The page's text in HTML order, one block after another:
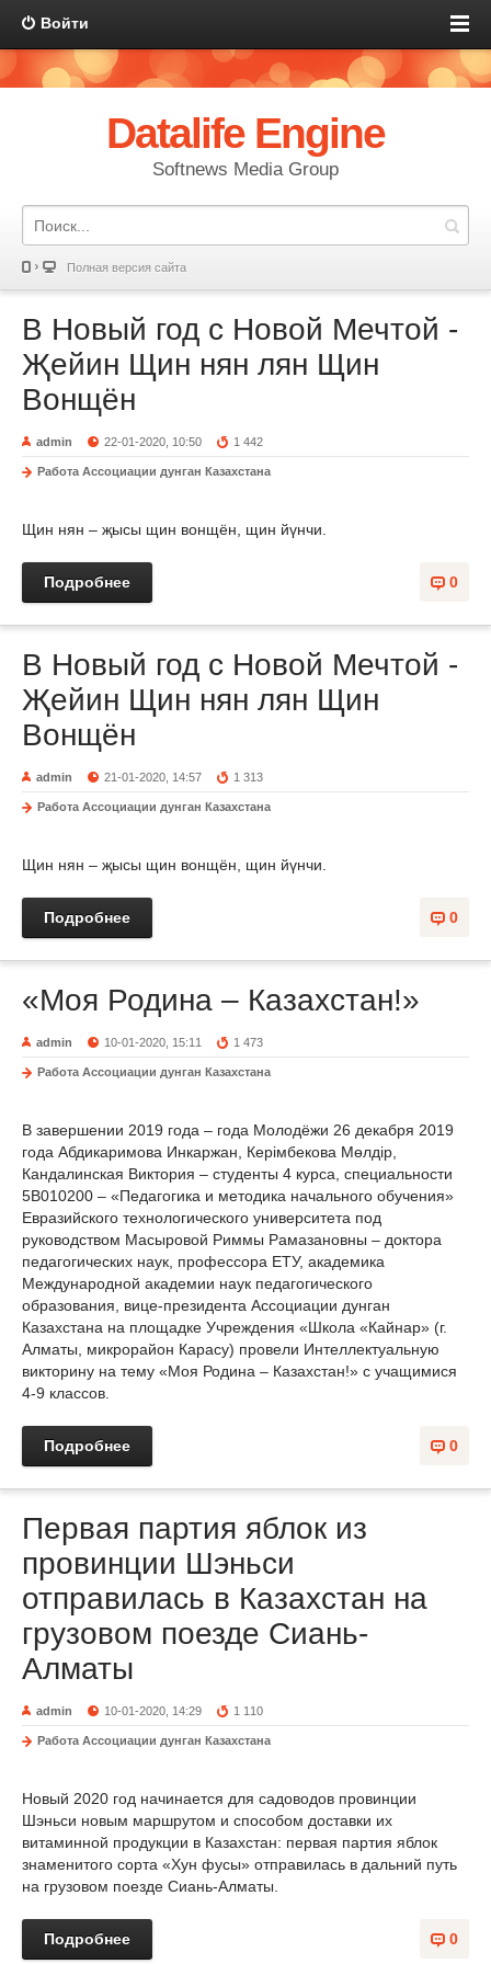
Войти
Datalife Engine
Softnews Media Group
Полная версия сайта
В Новый год с Новой Мечтой -
Җейин Щин нян лян Щин
Вонщён
admin 22-01-2020, 10:50 1 442
Работа Ассоциации дунган Казахстана
Щин нян – җысы щин вонщён, щин йүнчи.
0
Подробнее
В Новый год с Новой Мечтой -
Җейин Щин нян лян Щин
Вонщён
admin 21-01-2020, 14:57 1 313
Работа Ассоциации дунган Казахстана
Щин нян – җысы щин вонщён, щин йүнчи.
0
Подробнее
«Моя Родина – Казахстан!»
admin 10-01-2020, 15:11 1 473
Работа Ассоциации дунган Казахстана
В завершении 2019 года – года Молодёжи 26 декабря 2019
года Абдикаримова Инкаржан, Керімбекова Мөлдір,
Кандалинская Виктория – студенты 4 курса, специальности
5В010200 – «Педагогика и методика начального обучения»
Евразийского технологического университета под
руководством Масыровой Риммы Рамазановны – доктора
педагогических наук, профессора ЕТУ, академика
Международной академии наук педагогического
образования, вице-президента Ассоциации дунган
Казахстана на площадке Учреждения «Школа «Кайнар» (г.
Алматы, микрорайон Карасу) провели Интеллектуальную
викторину на тему «Моя Родина – Казахстан!» с учащимися
4-9 классов.
0
Подробнее
Первая партия яблок из
провинции Шэньси
отправилась в Казахстан на
грузовом поезде Сиань-
Алматы
admin 10-01-2020, 14:29 1 110
Работа Ассоциации дунган Казахстана
Новый 2020 год начинается для садоводов провинции
Шэньси новым маршрутом и способом доставки их
витаминной продукции в Казахстан: первая партия яблок
знаменитого сорта «Хун фусы» отправилась в дальний путь
на грузовом поезде Сиань-Алматы.
0
Подробнее